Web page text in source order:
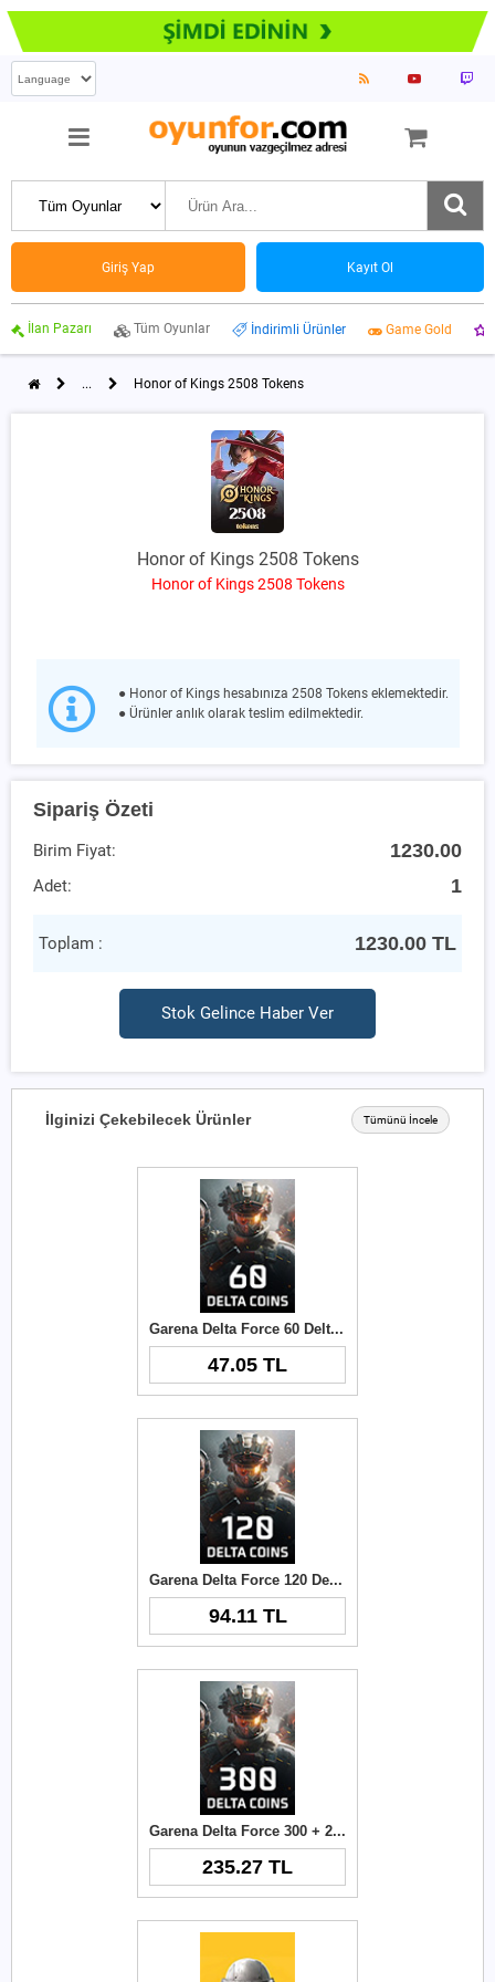
Giriş Yap Kayıt Ol
İlan Pazarı Tüm Oyunlar İndirimli Ürünler Game Gold
... Honor of Kings 2508 Tokens
Honor of Kings 2508 Tokens
Honor of Kings 2508 Tokens
● Honor of Kings hesabınıza 2508 Tokens eklemektedir.
● Ürünler anlık olarak teslim edilmektedir.
Sipariş Özeti
Birim Fiyat: 1230.00
Adet: 1
Toplam : 1230.00 TL
Stok Gelince Haber Ver
İlginizi Çekebilecek Ürünler Tümünü İncele
Garena Delta Force 60 Delta Coins TR
47.05 TL
Garena Delta Force 120 Delta Coins TR
94.11 TL
Garena Delta Force 300 + 21 Delta Coins TR
235.27 TL